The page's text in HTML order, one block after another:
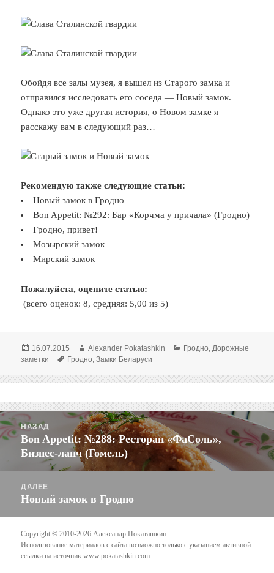
Обойдя все залы музея, я вышел из Старого замка и
отправился исследовать его соседа — Новый замок.
Однако это уже другая история, о Новом замке я
расскажу вам в следующий раз…
Рекомендую также следующие статьи:
Новый замок в Гродно
Bon Appetit: №292: Бар «Корчма у причала» (Гродно)
Гродно, привет!
Мозырский замок
Мирский замок
Пожалуйста, оцените статью:
(всего оценок: 8, средняя: 5,00 из 5)
Опубликовано
16.07.2015 Автор
Alexander Pokatashkin Рубрики
Гродно Дорожные
заметки
Метки
Гродно ,Замки Беларуси
Навигация
по
НАЗАД
Предыдущая
запись:
Bon Appetit: №288: Ресторан «ФаСоль»,
Бизнес-ланч (Гомель)
ДАЛЕЕ
Следующая
Новый замок в Гродно
Copyright © 2010-2026 Александр Покаташкин
Использование материалов с сайта возможно только с указанием активной
ссылки на источникwww.pokatashkin.com